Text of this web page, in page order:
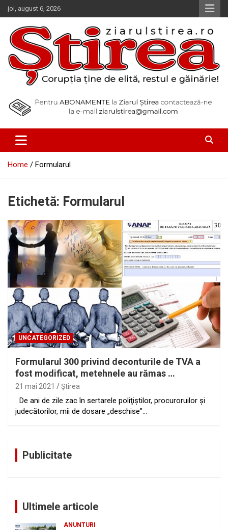
Skip
to
content
joi, august 6, 2026
Ziarul Știrea
Home Formularul
Etichetă: Formularul
UNCATEGORIZED
Formularul 300 privind deconturile de TVA a
fost modificat, metehnele au rămas …
21 mai 2021 Ştirea
De ani de zile zac în sertarele poliţiştilor, procuroruilor şi
judecătorilor, mii de dosare „deschise”…
Publicitate
Ultimele articole
ANUNTURI